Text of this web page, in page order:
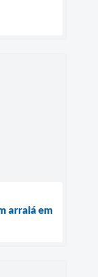
arraiá em